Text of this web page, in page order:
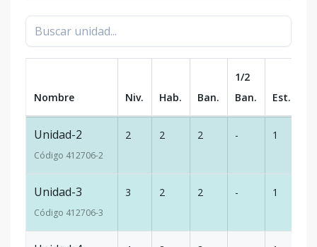
Nombre Niv. Hab. Ban.
1/2
Ban.
Est.
Unidad-2
Código 412706-2
2 2 2 - 1
Unidad-3
Código 412706-3
3 2 2 - 1